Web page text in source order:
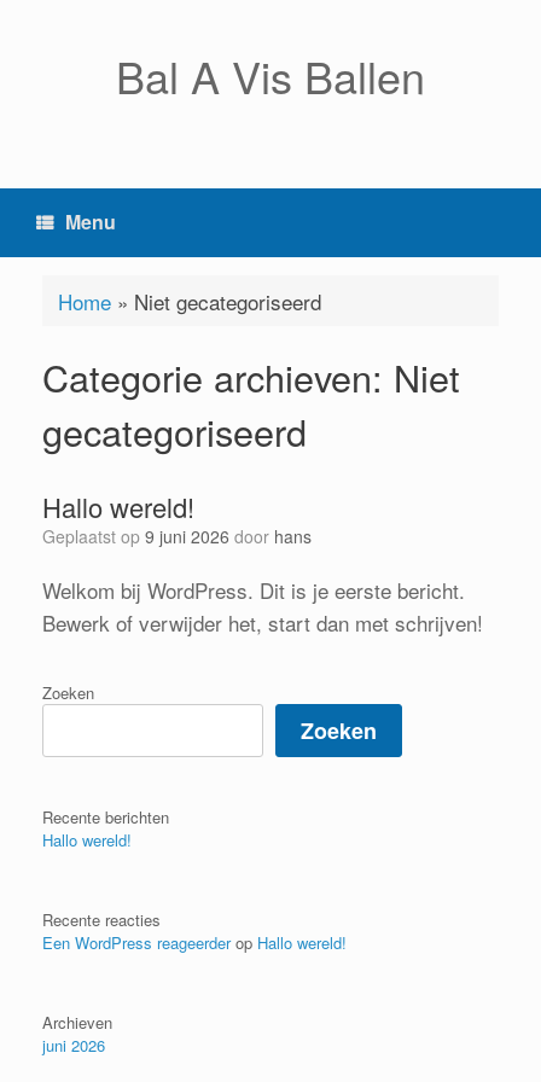
Bal A Vis Ballen
Menu
Home» Niet gecategoriseerd
Categorie archieven: Niet
gecategoriseerd
Hallo wereld!
Geplaatst op 9 juni 2026 door hans
Welkom bij WordPress. Dit is je eerste bericht.
Bewerk of verwijder het, start dan met schrijven!
Zoeken
Zoeken
Recente berichten
Hallo wereld!
Recente reacties
Een WordPress reageerderop Hallo wereld!
Archieven
juni 2026